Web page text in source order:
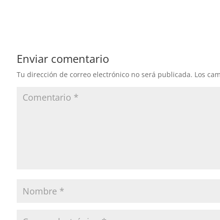
Enviar comentario
Tu dirección de correo electrónico no será publicada. Los